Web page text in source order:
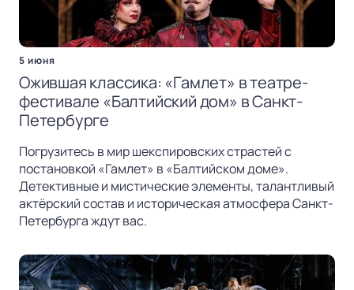
5 июня
Ожившая классика: «Гамлет» в театре-
фестивале «Балтийский дом» в Санкт-
Петербурге
Погрузитесь в мир шекспировских страстей с
постановкой «Гамлет» в «Балтийском доме».
Детективные и мистические элементы, талантливый
актёрский состав и историческая атмосфера Санкт-
Петербурга ждут вас.